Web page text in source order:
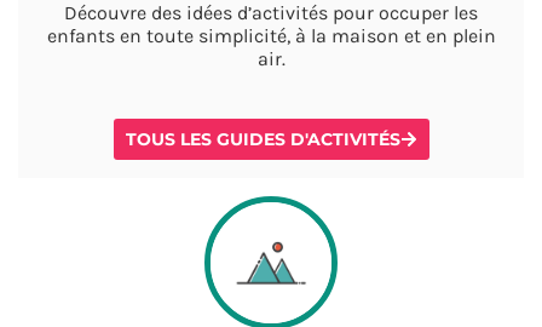
Découvre des idées d’activités pour occuper les
enfants en toute simplicité, à la maison et en plein
air.
TOUS LES GUIDES D'ACTIVITÉS